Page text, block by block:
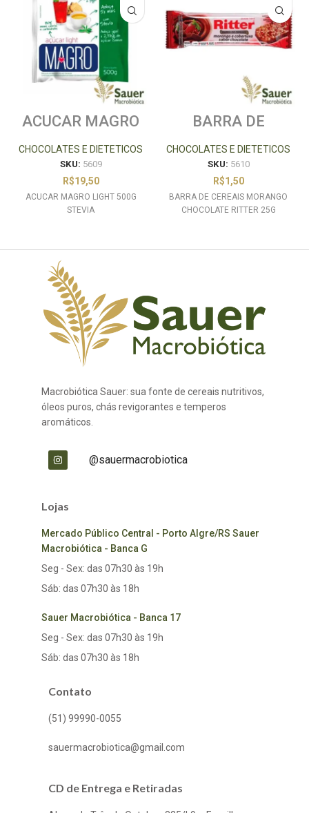
ACUCAR MAGRO
STEVIA
CHOCOLATES E DIETETICOS
SKU: 5609
R$19,50
ACUCAR MAGRO LIGHT 500G
STEVIA
BARRA DE
MORANGO
CHOCOLATE
RITTER 25G
CHOCOLATES E DIETETICOS
SKU: 5610
R$1,50
BARRA DE CEREAIS MORANGO
CHOCOLATE RITTER 25G
Macrobiótica Sauer: sua fonte de cereais nutritivos,
óleos puros, chás revigorantes e temperos
aromáticos.
@sauermacrobiotica
Lojas
Mercado Público Central - Porto Algre/RS Sauer
Macrobiótica - Banca G
Seg - Sex: das 07h30 às 19h
Sáb: das 07h30 às 18h
Sauer Macrobiótica - Banca 17
Seg - Sex: das 07h30 às 19h
Sáb: das 07h30 às 18h
Contato
(51) 99990-0055
sauermacrobiotica@gmail.com
CD de Entrega e Retiradas